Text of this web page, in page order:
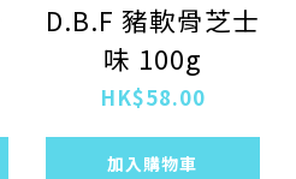
D.B.F 豬軟骨芝士
味 100g
HK$58.00
加入購物車